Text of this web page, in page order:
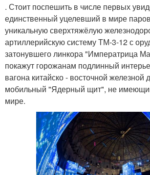
. Стоит поспешить в числе первых
единственный уцелевший в мире
уникальную сверхтяжёлую
артиллерийскую систему ТМ-3-12 с
затонувшего линкора "Императрица
покажут горожанам подлинный
вагона китайско - восточной железной
мобильный "Ядерный щит", не
мире.